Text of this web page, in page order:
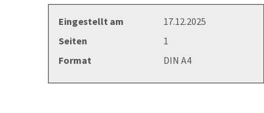
Eingestellt am
17.12.2025
Seiten
1
Format
DIN A4